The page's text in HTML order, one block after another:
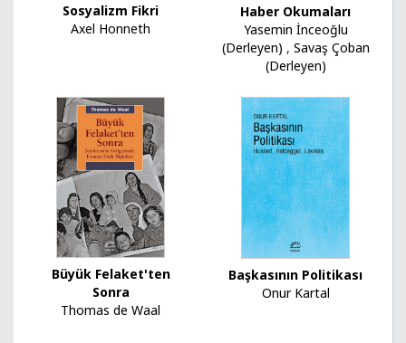
Sosyalizm Fikri
Axel Honneth
Haber Okumaları
Yasemin İnceoğlu
(Derleyen) , Savaş Çoban
(Derleyen)
Büyük Felaket'ten
Sonra
Thomas de Waal
Başkasının Politikası
Onur Kartal